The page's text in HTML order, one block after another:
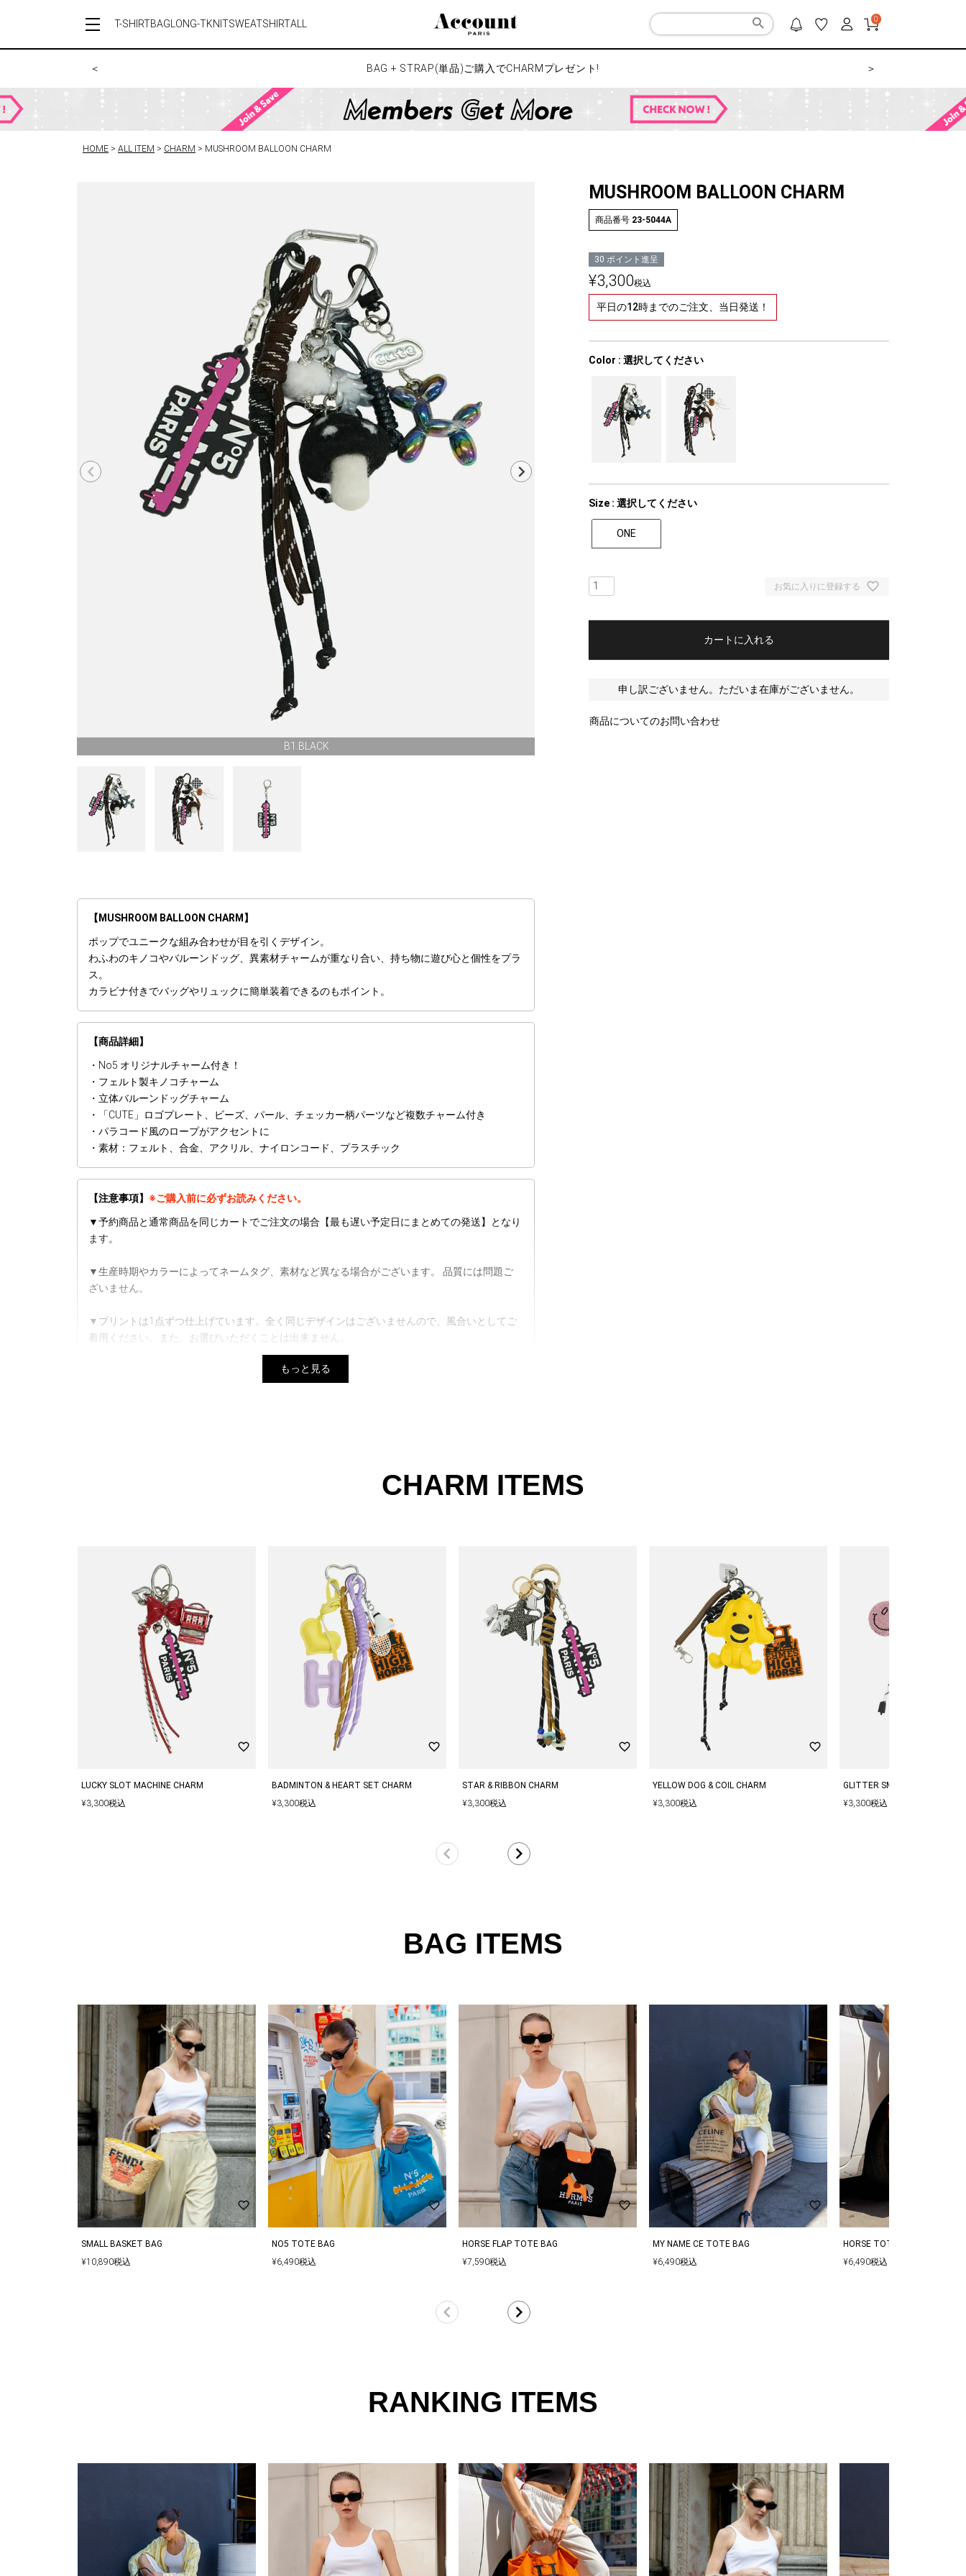
T-SHIRTBAG LONG-TKNITSWEATSHIRTALL 0
＜ BAG + STRAP(単品)ご購入でCHARMプレゼント! ＞
HOME ALL ITEM CHARM MUSHROOM BALLOON CHARM
B1.BLACK
【MUSHROOM BALLOON CHARM】
ポップでユニークな組み合わせが目を引くデザイン。
わふわのキノコやバルーンドッグ、異素材チャームが重なり合い、持ち物に遊び心と個性をプラ
ス。
カラビナ付きでバッグやリュックに簡単装着できるのもポイント。
【商品詳細】
・No5 オリジナルチャーム付き！
・フェルト製キノコチャーム
・立体バルーンドッグチャーム
・「CUTE」ロゴプレート、ビーズ、パール、チェッカー柄パーツなど複数チャーム付き
・パラコード風のロープがアクセントに
・素材：フェルト、合金、アクリル、ナイロンコード、プラスチック
【注意事項】 ※ご購入前に必ずお読みください。
▼予約商品と通常商品を同じカートでご注文の場合【最も遅い予定日にまとめての発送】となり
ます。
▼生産時期やカラーによってネームタグ、素材など異なる場合がございます。 品質には問題ご
ざいません。
▼プリントは1点ずつ仕上げています。全く同じデザインはございませんので、風合いとしてご
着用ください。また、お選びいただくことは出来ません。
▼商品写真はできる限り実物の色に近づけるよう徹底しておりますが、 お使いのモニター設
ートに入れてしまった場合、ご注文頂いた商品が欠品となる場合もございます。
その場合は、在庫切れのお詫びメールとともに、欠品分の商品をキャンセルした内容にて商品を
手配させていただきます。
もっと見る
MUSHROOM BALLOON CHARM
商品番号 23-5044A
30 ポイント進呈
¥3,300税込
平日の12時までのご注文、当日発送！
Color 選択してください
Size 選択してください
ONE
お気に入りに登録する
カートに入れる
申し訳ございません。ただいま在庫がございません。
商品についてのお問い合わせ
CHARM ITEMS
LUCKY SLOT MACHINE CHARM
¥3,300税込
BADMINTON & HEART SET CHARM
¥3,300税込
STAR & RIBBON CHARM
¥3,300税込
YELLOW DOG & COIL CHARM
¥3,300税込
GLITTER SMILE & RIBBON
¥3,300税込
BAG ITEMS
SMALL BASKET BAG
¥10,890税込
NO5 TOTE BAG
¥6,490税込
HORSE FLAP TOTE BAG
¥7,590税込
MY NAME CE TOTE BAG
¥6,490税込
HORSE TOTE BAG
¥6,490税込
RANKING ITEMS